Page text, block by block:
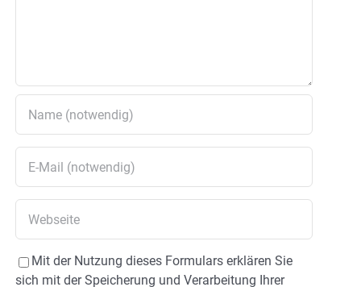
Mit der Nutzung dieses Formulars erklären Sie
sich mit der Speicherung und Verarbeitung Ihrer